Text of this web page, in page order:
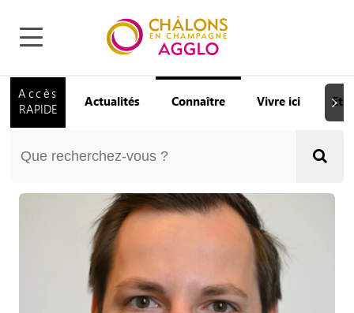
Accès
RAPIDE
Actualités Connaître Vivre ici